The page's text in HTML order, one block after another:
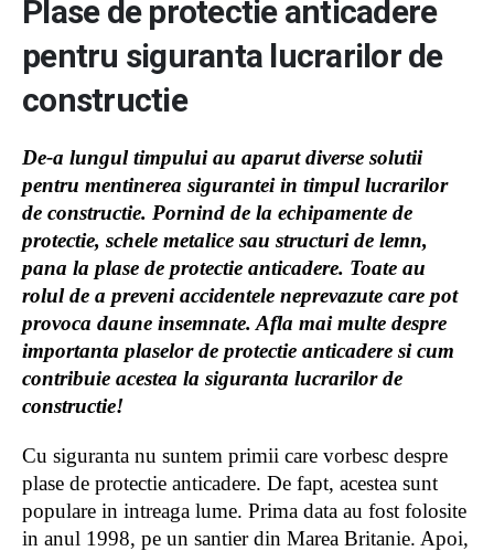
Plase de protectie anticadere
pentru siguranta lucrarilor de
constructie
De-a lungul timpului au aparut diverse solutii
pentru mentinerea sigurantei in timpul lucrarilor
de constructie. Pornind de la echipamente de
protectie, schele metalice sau structuri de lemn,
pana la plase de protectie anticadere. Toate au
rolul de a preveni accidentele neprevazute care pot
provoca daune insemnate. Afla mai multe despre
importanta plaselor de protectie anticadere si cum
contribuie acestea la siguranta lucrarilor de
constructie!
Cu siguranta nu suntem primii care vorbesc despre
plase de protectie anticadere. De fapt, acestea sunt
populare in intreaga lume. Prima data au fost folosite
in anul 1998, pe un santier din Marea Britanie. Apoi,